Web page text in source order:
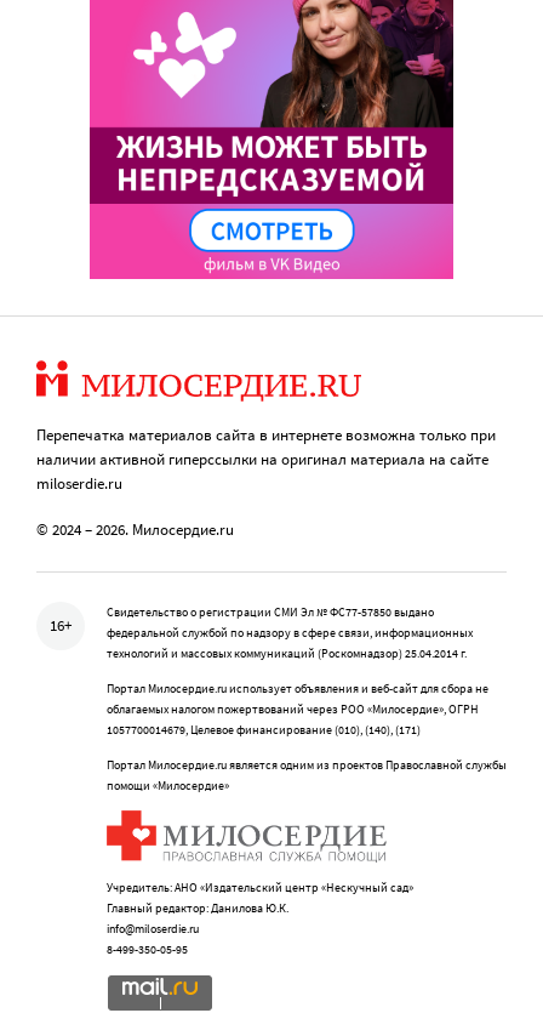
Перепечатка материалов сайта в интернете возможна только при
наличии активной гиперссылки на оригинал материала на сайте
miloserdie.ru
© 2024 – 2026. Милосердие.ru
16+
Свидетельство о регистрации СМИ Эл № ФС77-57850 выдано
федеральной службой по надзору в сфере связи, информационных
технологий и массовых коммуникаций (Роскомнадзор) 25.04.2014 г.
Портал Милосердие.ru использует объявления и веб-сайт для сбора не
облагаемых налогом пожертвований через РОО «Милосердие», ОГРН
1057700014679, Целевое финансирование (010), (140), (171)
Портал Милосердие.ru является одним из проектов Православной службы
помощи «Милосердие»
Учредитель: АНО «Издательский центр «Нескучный сад»
Главный редактор: Данилова Ю.К.
info@miloserdie.ru
8-499-350-05-95